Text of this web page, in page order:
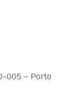
005 – Porto